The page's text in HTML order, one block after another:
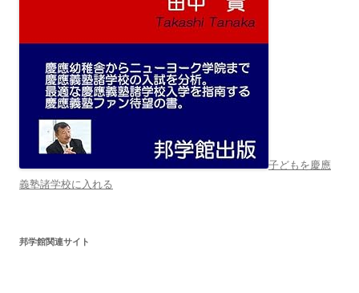
子どもを慶應
義塾諸学校に入れる
邦学館関連サイト